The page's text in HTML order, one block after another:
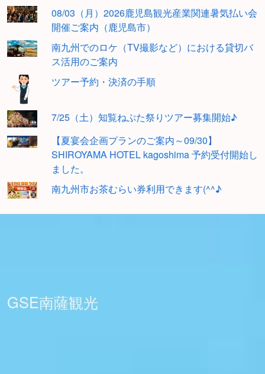
08/03（月）2026鹿児島観光産業関連暑気払い会
開催ご案内（鹿児島市）
南九州でのロケ（TV撮影など）における貸切バ
ス活用のご案内
ツアー予約・決済の手順
7/25（土）知覧ねぷた祭りツアー募集開始♪
【夏宴会企画プランのご案内～09/30】
SHIROYAMA HOTEL kagoshima 予約受付開始し
ました。
南九州市お茶むらい券利用できます(^^♪
GSE南薩観光